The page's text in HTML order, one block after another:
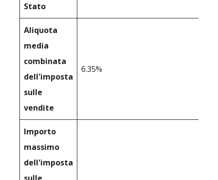
Stato
Aliquota
media
combinata
dell'imposta
sulle
vendite
6.35%
Importo
massimo
dell'imposta